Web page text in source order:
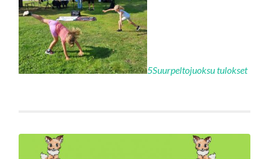
5Suurpeltojuoksu tulokset